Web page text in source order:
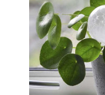
Tåsokker
Unngå at tærne
kr
49
kr
129